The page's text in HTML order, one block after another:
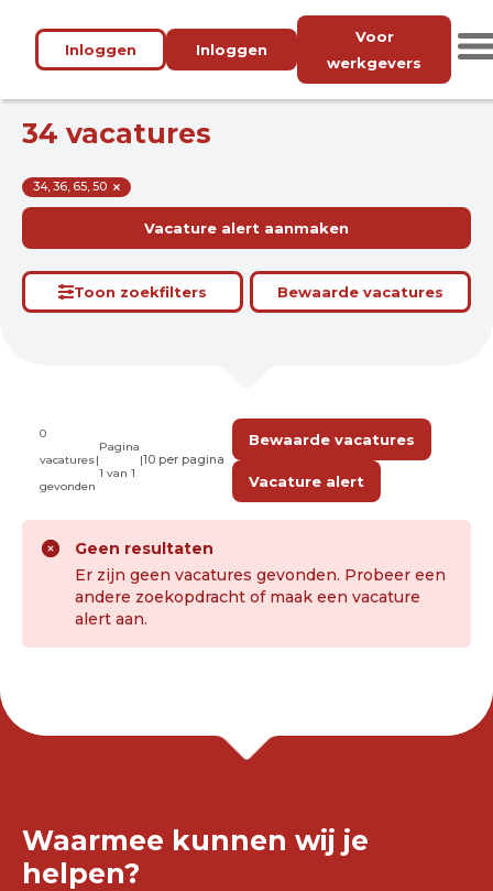
Inloggen Inloggen
Voor
werkgevers
34 vacatures
34, 36, 65, 50
Vacature alert aanmaken
Toon zoekfilters Bewaarde vacatures
0
vacatures
gevonden
|
Pagina
1 van 1
|
Bewaarde vacatures
Vacature alert
Geen resultaten
Er zijn geen vacatures gevonden. Probeer een
andere zoekopdracht of maak een vacature
alert aan.
Waarmee kunnen wij je
helpen?